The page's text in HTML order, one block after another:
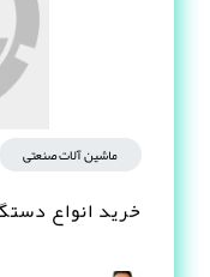
ماشین آلات صنعتی
خرید انواع